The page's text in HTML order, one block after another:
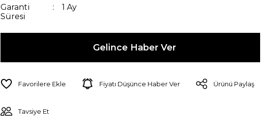
Garanti
Süresi
1 Ay
Gelince Haber Ver
Fiyatı Düşünce Haber Ver Ürünü Paylaş
Tavsiye Et